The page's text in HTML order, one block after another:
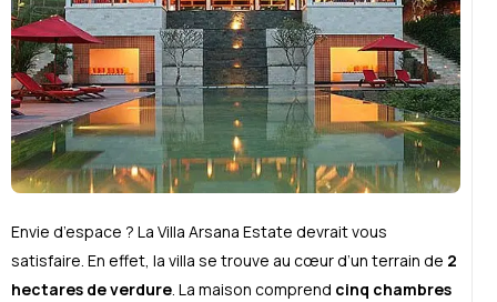
Envie d’espace ? La Villa Arsana Estate devrait vous
satisfaire. En effet, la villa se trouve au cœur d’un terrain de 2
hectares de verdure. La maison comprend cinq chambres